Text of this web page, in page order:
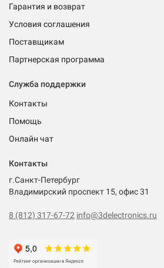
Гарантия и возврат
Условия соглашения
Поставщикам
Партнерская программа
Служба поддержки
Контакты
Помощь
Онлайн чат
Контакты
г.Санкт-Петербург
Владимирский проспект 15, офис 31
8 (812) 317-67-72 info@3delectronics.ru